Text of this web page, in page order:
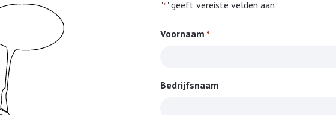
"*" geeft vereiste velden aan
Voornaam *
Bedrijfsnaam